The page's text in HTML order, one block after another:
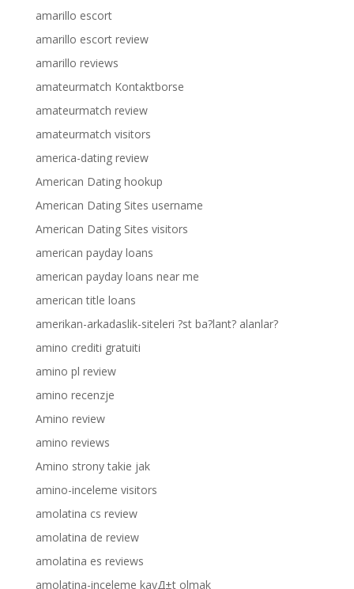
amarillo escort
amarillo escort review
amarillo reviews
amateurmatch Kontaktborse
amateurmatch review
amateurmatch visitors
america-dating review
American Dating hookup
American Dating Sites username
American Dating Sites visitors
american payday loans
american payday loans near me
american title loans
amerikan-arkadaslik-siteleri ?st ba?lant? alanlar?
amino crediti gratuiti
amino pl review
amino recenzje
Amino review
amino reviews
Amino strony takie jak
amino-inceleme visitors
amolatina cs review
amolatina de review
amolatina es reviews
amolatina-inceleme kayД±t olmak